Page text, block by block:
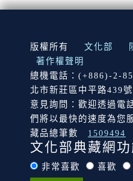
:::
版權所有 文化部
著作權聲明
總機電話：(+886)-2-
北市新莊區中平路439
意見詢問：歡迎透過電
們將以最快的速度為您
藏品總筆數
1509494
文化部典藏網
非常喜歡 喜歡